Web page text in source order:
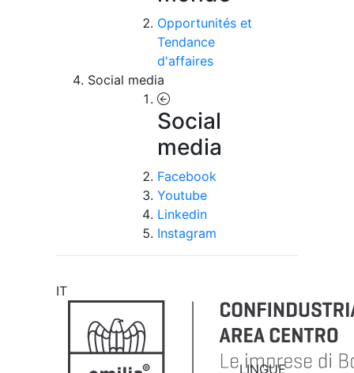
Opportunités et
Tendance
d'affaires
Social media
Social
media
Facebook
Youtube
Linkedin
Instagram
IT
LINGUE